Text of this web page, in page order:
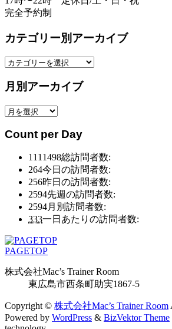
完全予約制
カテゴリー別アーカイブ
カ
ゴ
ー
ア
月別アーカイブ
月
ア
Count per Day
1111498総訪問者数:
264今日の訪問者数:
256昨日の訪問者数:
2594先週の訪問者数:
2594月別訪問者数:
333一日あたりの訪問者数:
PAGETOP
株式会社Mac’s Trainer Room
東広島市西条町助実1867-5
Copyright © 株式会社Mac’s Trainer Room
Powered by WordPress & BizVektor Theme